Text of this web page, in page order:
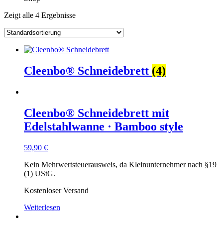
Zeigt alle 4 Ergebnisse
Cleenbo® Schneidebrett (4)
Cleenbo® Schneidebrett mit
Edelstahlwanne · Bamboo style
59,90 €
Kein Mehrwertsteuerausweis, da Kleinunternehmer nach §19
(1) UStG.
Kostenloser Versand
Weiterlesen